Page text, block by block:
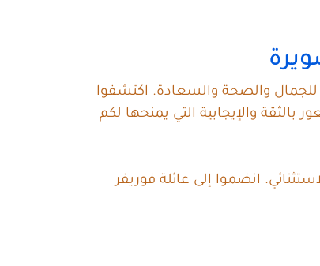
للجمال والصحة والسعادة. اكتشفوا
والإيجابية التي يمنحها لكم
انضموا إلى عائلة فوريفر